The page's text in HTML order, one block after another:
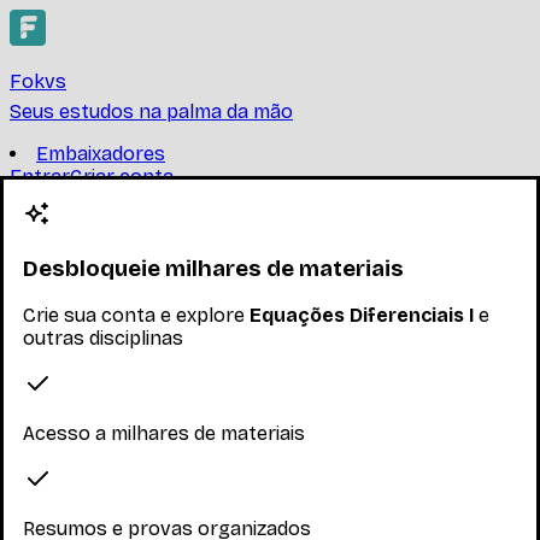
Fokvs
Seus estudos na palma da mão
Embaixadores
EntrarCriar conta
Criar conta
Equações Diferenciais I
UNIVERSIDADE DE SÃO PAULO
Estudo de teoremas e métodos de resolução para
equações diferenciais.
Nenhum inscrito ainda
Materiais
Desbloqueie milhares de materiais
Crie sua conta e explore Equações Diferenciais I e
outras disciplinas
Acesso a milhares de materiais
Resumos e provas organizados